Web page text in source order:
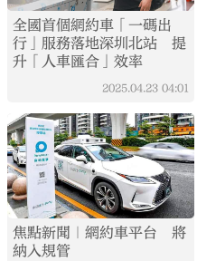
全國首個網約車「一碼出
行」服務落地深圳北站 提
升「人車匯合」效率
2025.04.23 04:01
焦點新聞｜網約車平台 將
納入規管